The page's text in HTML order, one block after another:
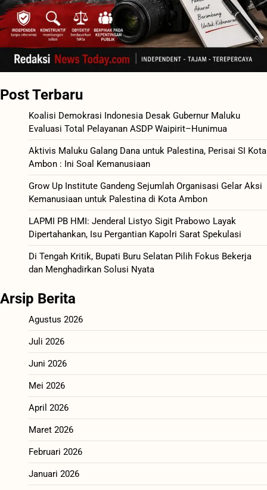
Post Terbaru
Koalisi Demokrasi Indonesia Desak Gubernur Maluku
Evaluasi Total Pelayanan ASDP Waipirit–Hunimua
Aktivis Maluku Galang Dana untuk Palestina, Perisai SI Kota
Ambon : Ini Soal Kemanusiaan
Grow Up Institute Gandeng Sejumlah Organisasi Gelar Aksi
Kemanusiaan untuk Palestina di Kota Ambon
LAPMI PB HMI: Jenderal Listyo Sigit Prabowo Layak
Dipertahankan, Isu Pergantian Kapolri Sarat Spekulasi
Di Tengah Kritik, Bupati Buru Selatan Pilih Fokus Bekerja
dan Menghadirkan Solusi Nyata
Arsip Berita
Agustus 2026
Juli 2026
Juni 2026
Mei 2026
April 2026
Maret 2026
Februari 2026
Januari 2026